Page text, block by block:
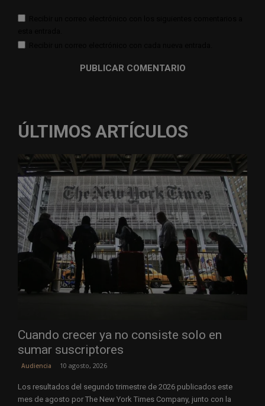
ÚLTIMOS ARTÍCULOS
Cuando crecer ya no consiste solo en
sumar suscriptores
Audiencia 10 agosto, 2026
Los resultados del segundo trimestre de 2026 publicados este
mes de agosto por The New York Times Company, junto con la